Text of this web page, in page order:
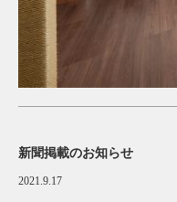
新聞掲載のお知らせ
2021.9.17